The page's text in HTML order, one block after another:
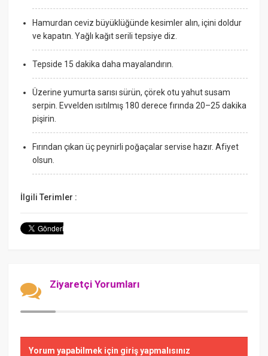
Hamurdan ceviz büyüklüğünde kesimler alın, içini doldur
ve kapatın. Yağlı kağıt serili tepsiye diz.
Tepside 15 dakika daha mayalandırın.
Üzerine yumurta sarısı sürün, çörek otu yahut susam
serpin. Evvelden ısıtılmış 180 derece fırında 20–25 dakika
pişirin.
Fırından çıkan üç peynirli poğaçalar servise hazır. Afiyet
olsun.
İlgili Terimler :
Ziyaretçi Yorumları
Yorum yapabilmek için giriş yapmalısınız